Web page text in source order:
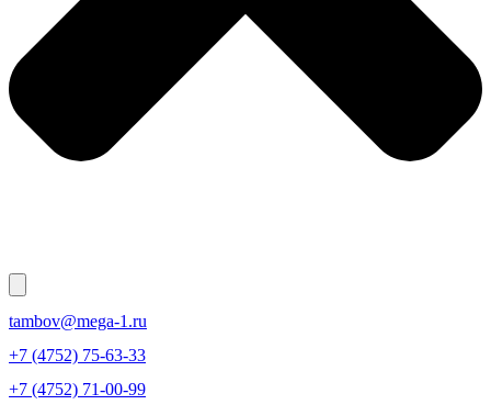
tambov@mega-1.ru
+7 (4752) 75-63-33
+7 (4752) 71-00-99